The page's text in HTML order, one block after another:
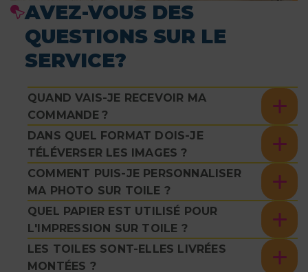
AVEZ-VOUS DES
QUESTIONS SUR LE
SERVICE?
QUAND VAIS-JE RECEVOIR MA
COMMANDE ?
DANS QUEL FORMAT DOIS-JE
TÉLÉVERSER LES IMAGES ?
COMMENT PUIS-JE PERSONNALISER
MA PHOTO SUR TOILE ?
QUEL PAPIER EST UTILISÉ POUR
L'IMPRESSION SUR TOILE ?
LES TOILES SONT-ELLES LIVRÉES
MONTÉES ?